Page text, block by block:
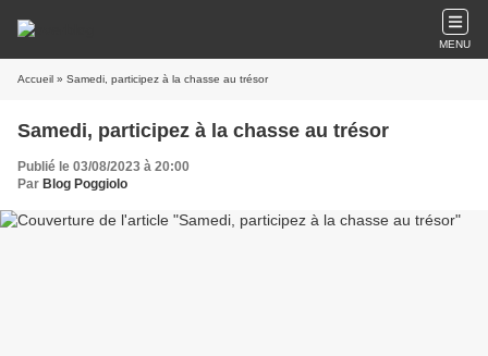
MENU
Accueil » Samedi, participez à la chasse au trésor
Samedi, participez à la chasse au trésor
Publié le 03/08/2023 à 20:00
Par Blog Poggiolo